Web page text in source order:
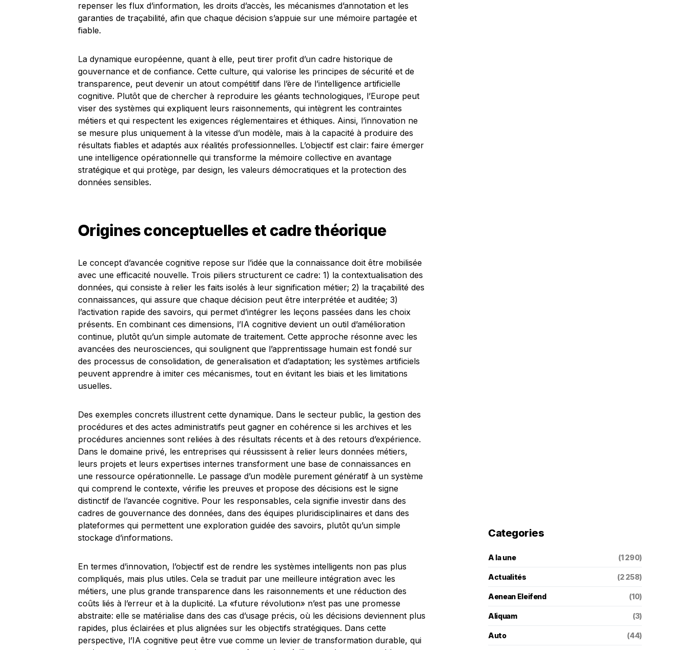
repenser les flux d’information, les droits d’accès, les mécanismes d’annotation et les
garanties de traçabilité, afin que chaque décision s’appuie sur une mémoire partagée et
fiable.
La dynamique européenne, quant à elle, peut tirer profit d’un cadre historique de
gouvernance et de confiance. Cette culture, qui valorise les principes de sécurité et de
transparence, peut devenir un atout compétitif dans l’ère de l’intelligence artificielle
cognitive. Plutôt que de chercher à reproduire les géants technologiques, l’Europe peut
viser des systèmes qui expliquent leurs raisonnements, qui intègrent les contraintes
métiers et qui respectent les exigences réglementaires et éthiques. Ainsi, l’innovation ne
se mesure plus uniquement à la vitesse d’un modèle, mais à la capacité à produire des
résultats fiables et adaptés aux réalités professionnelles. L’objectif est clair: faire émerger
une intelligence opérationnelle qui transforme la mémoire collective en avantage
stratégique et qui protège, par design, les valeurs démocratiques et la protection des
données sensibles.
Origines conceptuelles et cadre théorique
Le concept d’avancée cognitive repose sur l’idée que la connaissance doit être mobilisée
avec une efficacité nouvelle. Trois piliers structurent ce cadre: 1) la contextualisation des
données, qui consiste à relier les faits isolés à leur signification métier; 2) la traçabilité des
connaissances, qui assure que chaque décision peut être interprétée et auditée; 3)
l’activation rapide des savoirs, qui permet d’intégrer les leçons passées dans les choix
présents. En combinant ces dimensions, l’IA cognitive devient un outil d’amélioration
continue, plutôt qu’un simple automate de traitement. Cette approche résonne avec les
avancées des neurosciences, qui soulignent que l’apprentissage humain est fondé sur
des processus de consolidation, de generalisation et d’adaptation; les systèmes artificiels
peuvent apprendre à imiter ces mécanismes, tout en évitant les biais et les limitations
usuelles.
Des exemples concrets illustrent cette dynamique. Dans le secteur public, la gestion des
procédures et des actes administratifs peut gagner en cohérence si les archives et les
procédures anciennes sont reliées à des résultats récents et à des retours d’expérience.
Dans le domaine privé, les entreprises qui réussissent à relier leurs données métiers,
leurs projets et leurs expertises internes transforment une base de connaissances en
une ressource opérationnelle. Le passage d’un modèle purement génératif à un système
qui comprend le contexte, vérifie les preuves et propose des décisions est le signe
distinctif de l’avancée cognitive. Pour les responsables, cela signifie investir dans des
cadres de gouvernance des données, dans des équipes pluridisciplinaires et dans des
plateformes qui permettent une exploration guidée des savoirs, plutôt qu’un simple
stockage d’informations.
En termes d’innovation, l’objectif est de rendre les systèmes intelligents non pas plus
compliqués, mais plus utiles. Cela se traduit par une meilleure intégration avec les
métiers, une plus grande transparence dans les raisonnements et une réduction des
coûts liés à l’erreur et à la duplicité. La «future révolution» n’est pas une promesse
abstraite: elle se matérialise dans des cas d’usage précis, où les décisions deviennent plus
rapides, plus éclairées et plus alignées sur les objectifs stratégiques. Dans cette
perspective, l’IA cognitive peut être vue comme un levier de transformation durable, qui
Categories
A la une (1 290)
Actualités (2 258)
Aenean Eleifend (10)
Aliquam (3)
Auto (44)